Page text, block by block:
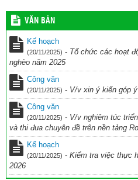
dạy chào mừng Kỷ niệm 43 năm
– 20/11/2025) năm học 2025-2026
kế hoạch Thi đua chuyên đề ” Đẩy
AI trên nền tảng ROBOKI (20/10/2025)
Kế hoạch hoạt động CLB TDTD
VĂN BẢN
Kế hoạch
(20/11/2025) - Tổ chức các hoạt
nghèo năm 2025
Công văn
(20/11/2025) - V/v xin ý kiến góp
Công văn
(20/11/2025) - V/v nghiêm túc
và thi đua chuyên đề trên nền tảng
Kế hoạch
(20/11/2025) - Kiểm tra việc thực
2026